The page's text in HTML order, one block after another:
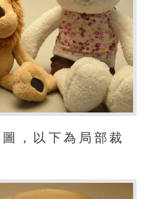
，以下為局部裁